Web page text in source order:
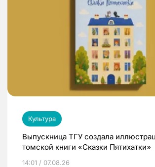
Культура
Выпускница ТГУ создала
томской книги «Сказки Пятихатки»
14:01 / 07.08.26